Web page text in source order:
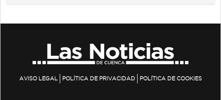
AVISO LEGAL POLÍTICA DE PRIVACIDAD POLÍTICA DE COOKIES